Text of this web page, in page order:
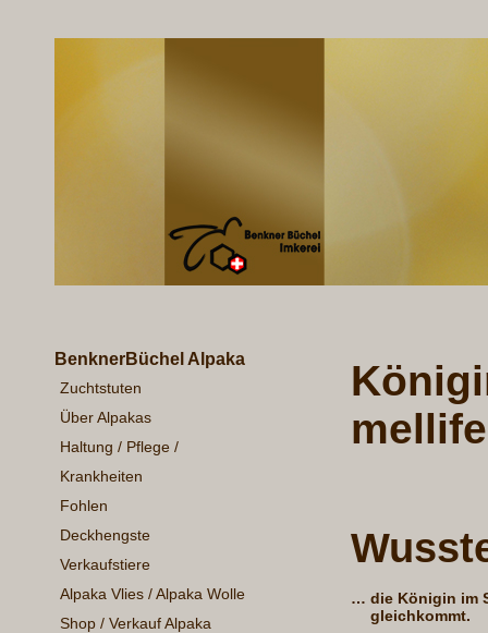
BenknerBüchel Alpaka
Zuchtstuten
Über Alpakas
Haltung / Pflege /
Krankheiten
Fohlen
Deckhengste
Verkaufstiere
Alpaka Vlies / Alpaka Wolle
Shop / Verkauf Alpaka
… die Königin im
gleichkommt.